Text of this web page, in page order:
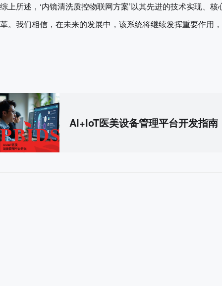
综上所述，‘内镜清洗质控物联网方案’以其先进的技术实现、
革。我们相信，在未来的发展中，该系统将继续发挥重要作用
AI+IoT医美设备管理平台开发指南